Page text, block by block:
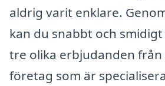
aldrig varit enklare.
kan du snabbt och
tre olika erbjudanden
företag som är